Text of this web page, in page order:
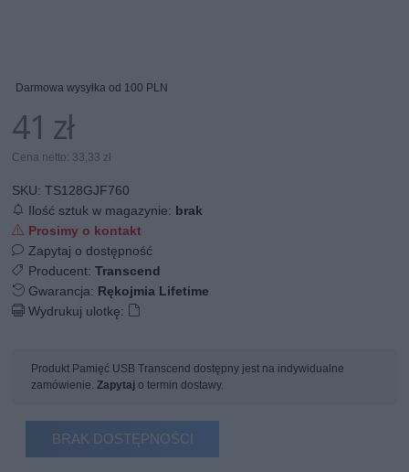
Darmowa wysyłka od 100 PLN
41 zł
Cena netto: 33,33 zł
SKU:TS128GJF760
Ilość sztuk w magazynie: brak
Prosimy o kontakt
Zapytaj o dostępność
Producent:Transcend
Gwarancja: Rękojmia Lifetime
Wydrukuj ulotkę:
Produkt Pamięć USB Transcend dostępny jest na indywidualne
zamówienie.Zapytaj o termin dostawy.
BRAK DOSTĘPNOŚCI